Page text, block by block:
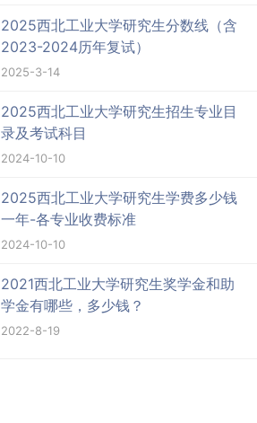
2025西北工业大学研究生分数线（含
2023-2024历年复试）
2025-3-14
2025西北工业大学研究生招生专业目
录及考试科目
2024-10-10
2025西北工业大学研究生学费多少钱
一年-各专业收费标准
2024-10-10
2021西北工业大学研究生奖学金和助
学金有哪些，多少钱？
2022-8-19